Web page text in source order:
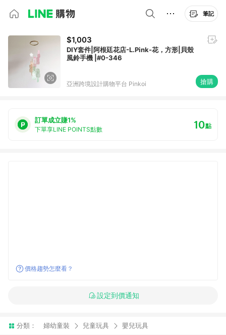
筆記
$1,003
DIY套件|阿根廷花店-L.Pink-花，方形|貝殼
風鈴手機 |#0-346
亞洲跨境設計購物平台 Pinkoi 搶購
訂單成立賺1%
下單享LINE POINTS點數 10點
價格趨勢怎麼看？
設定到價通知
分類： 婦幼童裝 兒童玩具 嬰兒玩具